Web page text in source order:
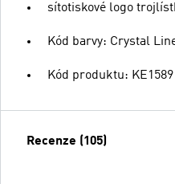
sítotiskové logo
Kód barvy: Crystal
Kód produktu: KE1589
Recenze (105)